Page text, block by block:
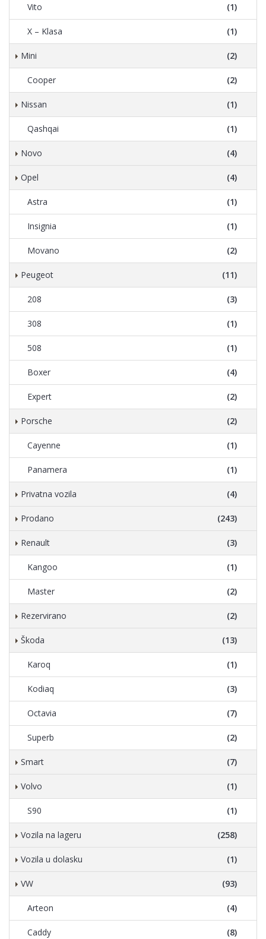
Vito (1)
X – Klasa (1)
Mini (2)
Cooper (2)
Nissan (1)
Qashqai (1)
Novo (4)
Opel (4)
Astra (1)
Insignia (1)
Movano (2)
Peugeot (11)
208 (3)
308 (1)
508 (1)
Boxer (4)
Expert (2)
Porsche (2)
Cayenne (1)
Panamera (1)
Privatna vozila (4)
Prodano (243)
Renault (3)
Kangoo (1)
Master (2)
Rezervirano (2)
Škoda (13)
Karoq (1)
Kodiaq (3)
Octavia (7)
Superb (2)
Smart (7)
Volvo (1)
S90 (1)
Vozila na lageru (258)
Vozila u dolasku (1)
VW (93)
Arteon (4)
Caddy (8)